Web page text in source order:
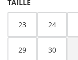
TAILLE
23 24
29 30